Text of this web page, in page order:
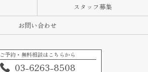
スタッフ募集
お問い合わせ
ご予約・無料相談はこちらから
03-6263-8508